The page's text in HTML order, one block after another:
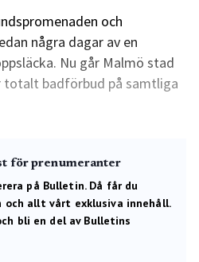
och
några dagar av en
Nu går Malmö stad
badförbud på samtliga
för prenumeranter
på Bulletin. Då får du
allt vårt exklusiva innehåll.
bli en del av Bulletins